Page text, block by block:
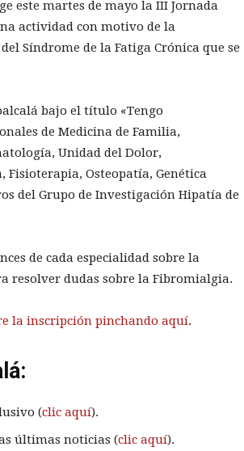
este martes de mayo la III Jornada
actividad con motivo de la
Síndrome de la Fatiga Crónica que se
bajo el título «Tengo
de Medicina de Familia,
Unidad del Dolor,
Osteopatía, Genética
del Grupo de Investigación Hipatía de
de cada especialidad sobre la
resolver dudas sobre la Fibromialgia.
la inscripción pinchando aquí.
(clic aquí).
últimas noticias (clic aquí).